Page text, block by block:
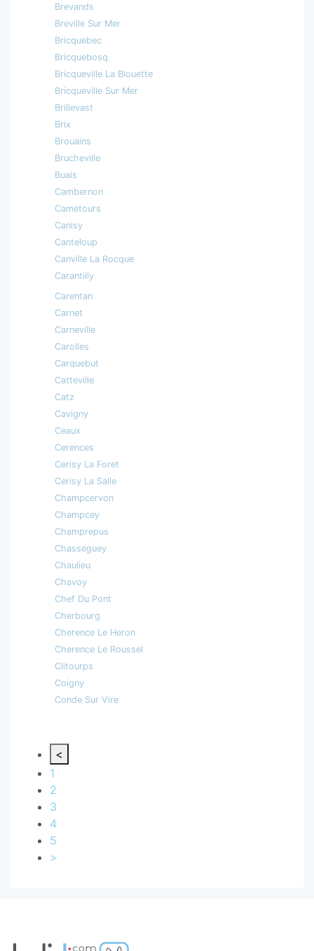
Brevands
Breville Sur Mer
Bricquebec
Bricquebosq
Bricqueville La Blouette
Bricqueville Sur Mer
Brillevast
Brix
Brouains
Brucheville
Buais
Cambernon
Cametours
Canisy
Canteloup
Canville La Rocque
Carantilly
Carentan
Carnet
Carneville
Carolles
Carquebut
Catteville
Catz
Cavigny
Ceaux
Cerences
Cerisy La Foret
Cerisy La Salle
Champcervon
Champcey
Champrepus
Chasseguey
Chaulieu
Chavoy
Chef Du Pont
Cherbourg
Cherence Le Heron
Cherence Le Roussel
Clitourps
Coigny
Conde Sur Vire
<
1
2
3
4
5
>